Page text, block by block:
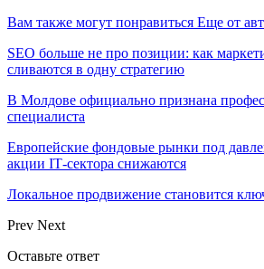
Вам также могут понравиться Еще от
SEO больше не про позиции: как
сливаются в одну стратегию
В Молдове официально признана
специалиста
Европейские фондовые рынки под
акции IT‑сектора снижаются
Локальное продвижение становится
Prev Next
Оставьте ответ